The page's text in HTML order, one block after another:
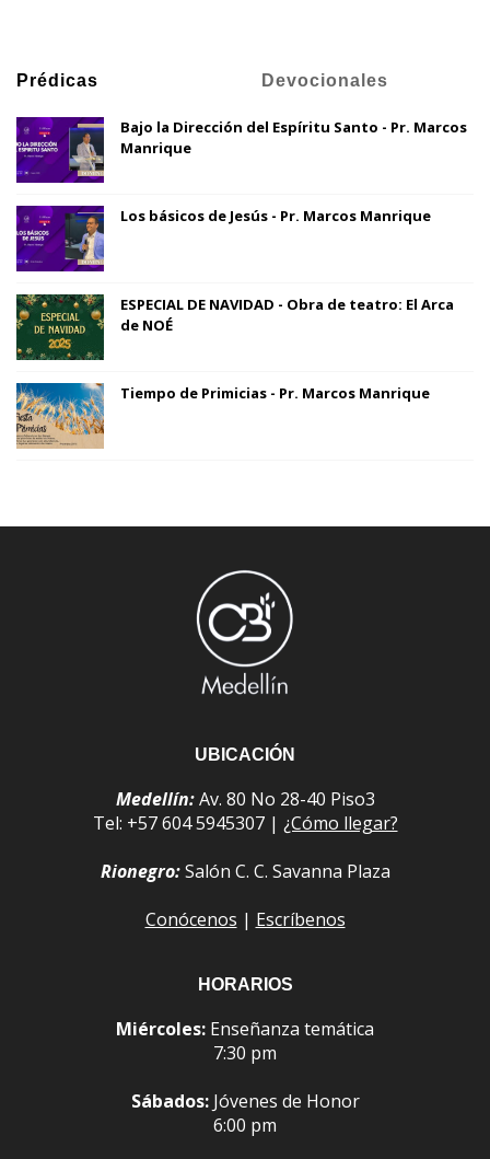
Prédicas Devocionales
Bajo la Dirección del Espíritu Santo - Pr. Marcos
Manrique
Los básicos de Jesús - Pr. Marcos Manrique
ESPECIAL DE NAVIDAD - Obra de teatro: El Arca
de NOÉ
Tiempo de Primicias - Pr. Marcos Manrique
UBICACIÓN
Medellín:Av. 80 No 28-40 Piso3
Tel: +57 604 5945307 | ¿Cómo llegar?
Rionegro:Salón C. C. Savanna Plaza
Conócenos | Escríbenos
HORARIOS
Miércoles: Enseñanza temática
7:30 pm
Sábados:Jóvenes de Honor
6:00 pm